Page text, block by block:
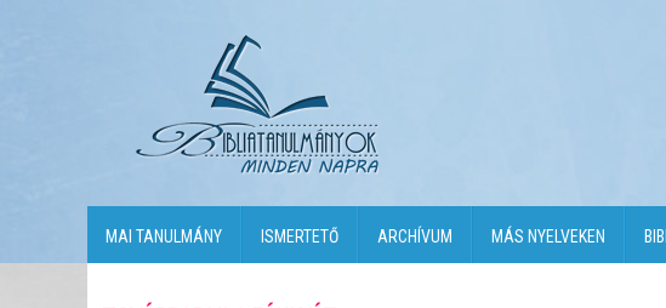
MAI TANULMÁNY ISMERTETŐ ARCHÍVUM MÁS NYELVEKEN